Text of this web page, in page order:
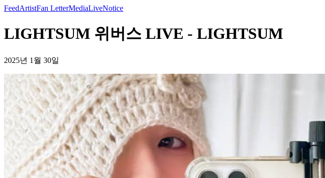
FeedArtistFan LetterMediaLiveNotice
LIGHTSUM 위버스 LIVE - LIGHTSUM
2025년 1월 30일